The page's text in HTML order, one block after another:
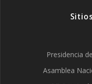
Presidencia
Asamblea